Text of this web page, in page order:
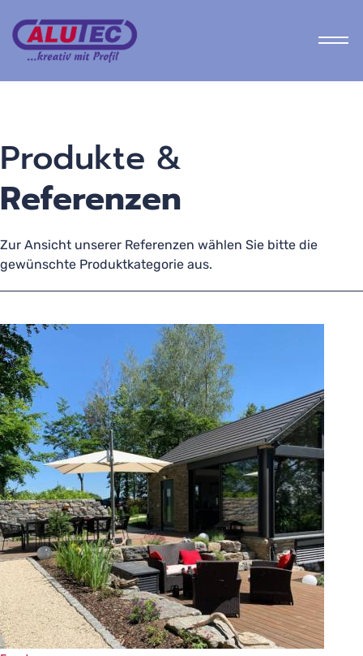
Produkte &
Referenzen
Zur Ansicht unserer Referenzen wählen Sie bitte die
gewünschte Produktkategorie aus.